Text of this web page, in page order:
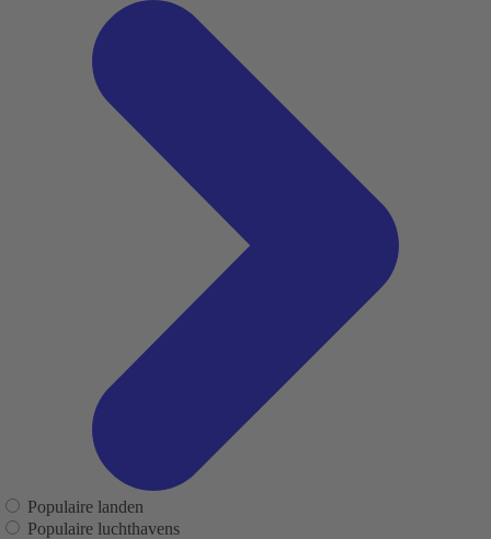
Populaire landen
Populaire luchthavens